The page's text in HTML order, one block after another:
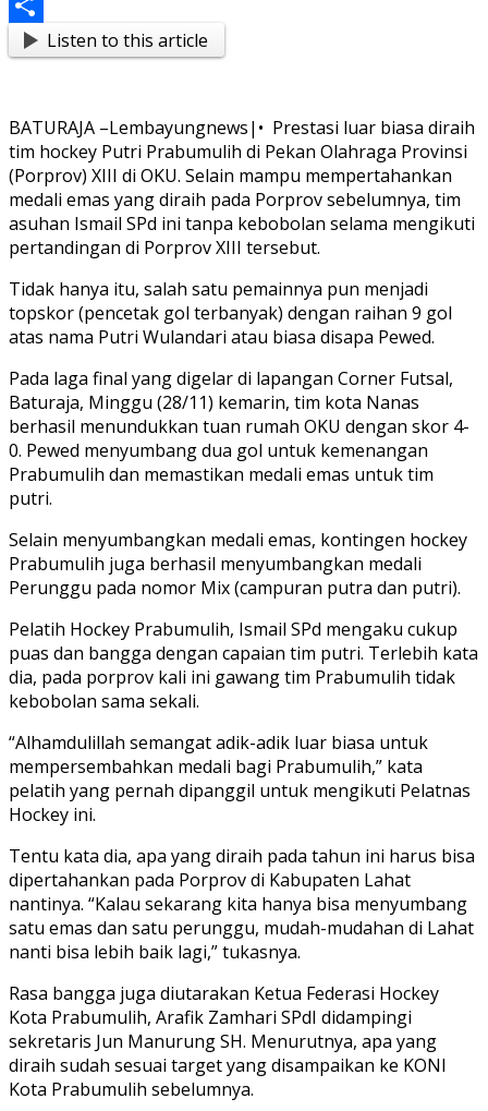
Messenger
ShareListen to this article
BATURAJA –Lembayungnews|• Prestasi luar biasa diraih
tim hockey Putri Prabumulih di Pekan Olahraga Provinsi
(Porprov) XIII di OKU. Selain mampu mempertahankan
medali emas yang diraih pada Porprov sebelumnya, tim
asuhan Ismail SPd ini tanpa kebobolan selama mengikuti
pertandingan di Porprov XIII tersebut.
Tidak hanya itu, salah satu pemainnya pun menjadi
topskor (pencetak gol terbanyak) dengan raihan 9 gol
atas nama Putri Wulandari atau biasa disapa Pewed.
Pada laga final yang digelar di lapangan Corner Futsal,
Baturaja, Minggu (28/11) kemarin, tim kota Nanas
berhasil menundukkan tuan rumah OKU dengan skor 4-
0. Pewed menyumbang dua gol untuk kemenangan
Prabumulih dan memastikan medali emas untuk tim
putri.
Selain menyumbangkan medali emas, kontingen hockey
Prabumulih juga berhasil menyumbangkan medali
Perunggu pada nomor Mix (campuran putra dan putri).
Pelatih Hockey Prabumulih, Ismail SPd mengaku cukup
puas dan bangga dengan capaian tim putri. Terlebih kata
dia, pada porprov kali ini gawang tim Prabumulih tidak
kebobolan sama sekali.
“Alhamdulillah semangat adik-adik luar biasa untuk
mempersembahkan medali bagi Prabumulih,” kata
pelatih yang pernah dipanggil untuk mengikuti Pelatnas
Hockey ini.
Tentu kata dia, apa yang diraih pada tahun ini harus bisa
dipertahankan pada Porprov di Kabupaten Lahat
nantinya. “Kalau sekarang kita hanya bisa menyumbang
satu emas dan satu perunggu, mudah-mudahan di Lahat
nanti bisa lebih baik lagi,” tukasnya.
Rasa bangga juga diutarakan Ketua Federasi Hockey
Kota Prabumulih, Arafik Zamhari SPdI didampingi
sekretaris Jun Manurung SH. Menurutnya, apa yang
diraih sudah sesuai target yang disampaikan ke KONI
Kota Prabumulih sebelumnya.